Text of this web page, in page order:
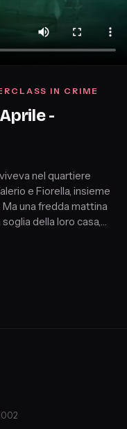
IN CRIME
-
nel quartiere
e Fiorella, insieme
Ma una fredda mattina
della loro casa,